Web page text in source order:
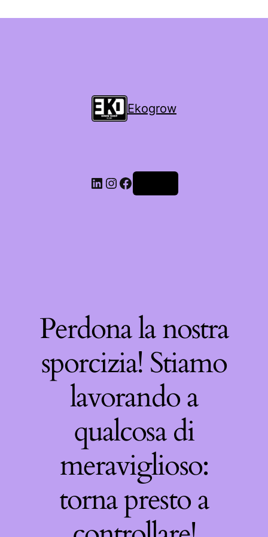
Ekogrow
Perdona la nostra
sporcizia! Stiamo
lavorando a
qualcosa di
meraviglioso:
torna presto a